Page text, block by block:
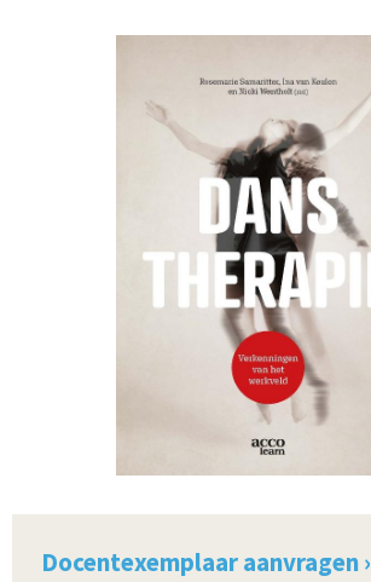
Docentexemplaar aanvragen ›